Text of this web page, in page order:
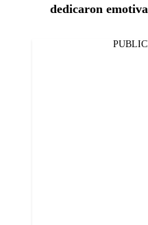
dedicaron